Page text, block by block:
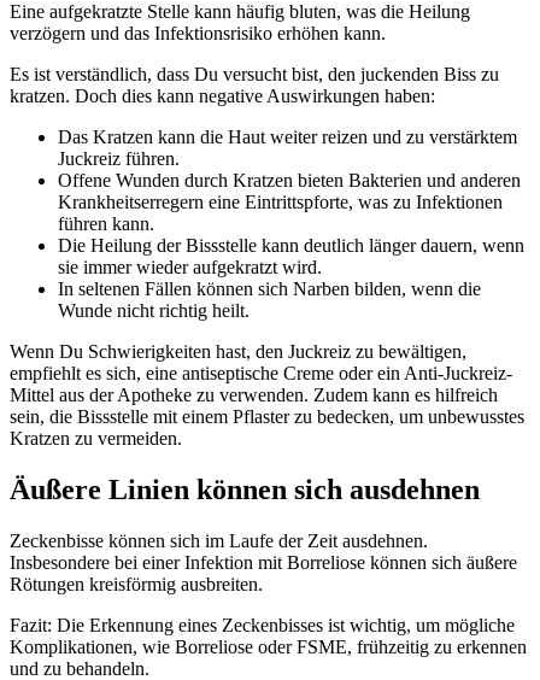
Eine aufgekratzte Stelle kann häufig bluten, was die Heilung
verzögern und das Infektionsrisiko erhöhen kann.
Es ist verständlich, dass Du versucht bist, den juckenden Biss zu
kratzen. Doch dies kann negative Auswirkungen haben:
Das Kratzen kann die Haut weiter reizen und zu verstärktem
Juckreiz führen.
Offene Wunden durch Kratzen bieten Bakterien und anderen
Krankheitserregern eine Eintrittspforte, was zu Infektionen
führen kann.
Die Heilung der Bissstelle kann deutlich länger dauern, wenn
sie immer wieder aufgekratzt wird.
In seltenen Fällen können sich Narben bilden, wenn die
Wunde nicht richtig heilt.
Wenn Du Schwierigkeiten hast, den Juckreiz zu bewältigen,
empfiehlt es sich, eine antiseptische Creme oder ein Anti-Juckreiz-
Mittel aus der Apotheke zu verwenden. Zudem kann es hilfreich
sein, die Bissstelle mit einem Pflaster zu bedecken, um unbewusstes
Kratzen zu vermeiden.
Äußere Linien können sich ausdehnen
Zeckenbisse können sich im Laufe der Zeit ausdehnen.
Insbesondere bei einer Infektion mit Borreliose können sich äußere
Rötungen kreisförmig ausbreiten.
Fazit: Die Erkennung eines Zeckenbisses ist wichtig, um mögliche
Komplikationen, wie Borreliose oder FSME, frühzeitig zu erkennen
und zu behandeln.